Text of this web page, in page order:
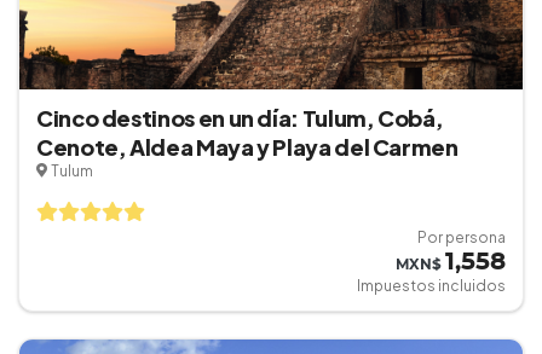
Cinco destinos en un día: Tulum, Cobá,
Cenote, Aldea Maya y Playa del Carmen
Tulum
Por persona
MXN$ 1,558
Impuestos incluidos